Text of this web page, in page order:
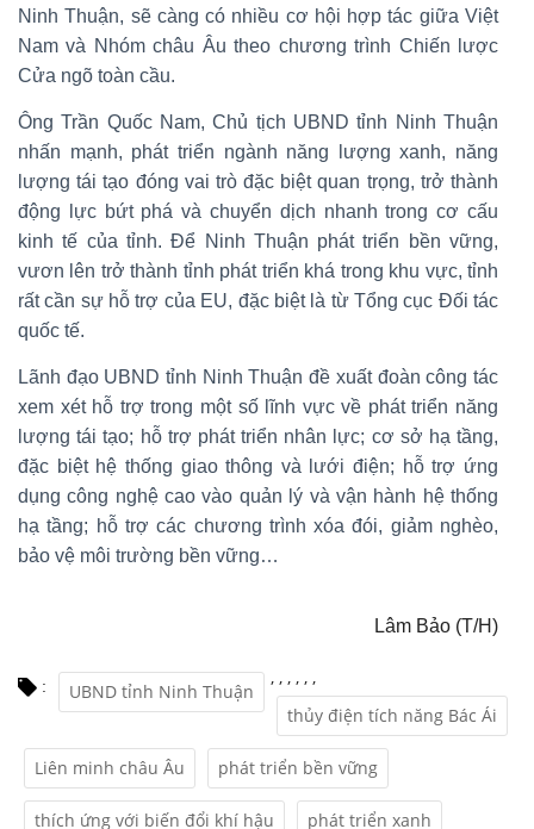
Ninh Thuận, sẽ càng có nhiều cơ hội hợp tác giữa Việt
Nam và Nhóm châu Âu theo chương trình Chiến lược
Cửa ngõ toàn cầu.
Ông Trần Quốc Nam, Chủ tịch UBND tỉnh Ninh Thuận
nhấn mạnh, phát triển ngành năng lượng xanh, năng
lượng tái tạo đóng vai trò đặc biệt quan trọng, trở thành
động lực bứt phá và chuyển dịch nhanh trong cơ cấu
kinh tế của tỉnh. Để Ninh Thuận phát triển bền vững,
vươn lên trở thành tỉnh phát triển khá trong khu vực, tỉnh
rất cần sự hỗ trợ của EU, đặc biệt là từ Tổng cục Đối tác
quốc tế.
Lãnh đạo UBND tỉnh Ninh Thuận đề xuất đoàn công tác
xem xét hỗ trợ trong một số lĩnh vực về phát triển năng
lượng tái tạo; hỗ trợ phát triển nhân lực; cơ sở hạ tầng,
đặc biệt hệ thống giao thông và lưới điện; hỗ trợ ứng
dụng công nghệ cao vào quản lý và vận hành hệ thống
hạ tầng; hỗ trợ các chương trình xóa đói, giảm nghèo,
bảo vệ môi trường bền vững…
Lâm Bảo (T/H)
: UBND tỉnh Ninh Thuận
,
thủy điện tích năng Bác Ái
,
Liên minh châu Âu
,
phát triển bền vững
,
thích ứng với biến đổi khí hậu
,
phát triển xanh
,